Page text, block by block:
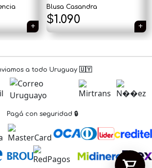
Blusa Casandra
El
precio
original
era:
$1.790.
$1.090El
precio
actual
es:
$1.090.
a todo Uruguay 🇺🇾
Pagá con seguridad 🔒
Tu carrito está vacío.
un producto y aparecerá acá